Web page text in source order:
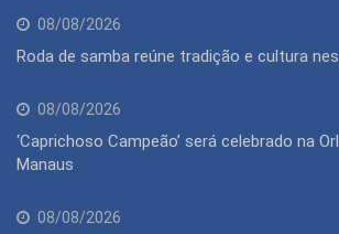
08/08/2026
Roda de samba reúne tradição e cultura
08/08/2026
‘Caprichoso Campeão’ será celebrado na
Manaus
08/08/2026